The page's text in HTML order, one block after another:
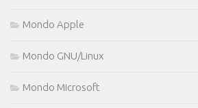
Mondo Apple
Mondo GNU/Linux
Mondo Microsoft